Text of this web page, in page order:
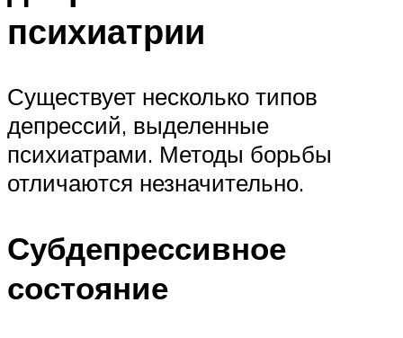
психиатрии
Существует несколько типов
депрессий, выделенные
психиатрами. Методы борьбы
отличаются незначительно.
Субдепрессивное
состояние